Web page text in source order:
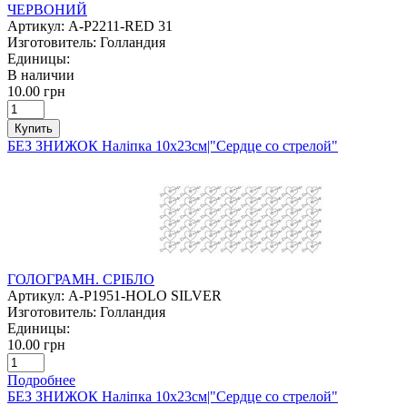
ЧЕРВОНИЙ
Артикул: A-P2211-RED 31
Изготовитель: Голландия
Единицы:
В наличии
10.00 грн
Купить
БЕЗ ЗНИЖОК Наліпка 10х23см|"Сердце со стрелой"
ГОЛОГРАМН. СРІБЛО
Артикул: A-P1951-HOLO SILVER
Изготовитель: Голландия
Единицы:
10.00 грн
Подробнее
БЕЗ ЗНИЖОК Наліпка 10х23см|"Сердце со стрелой"